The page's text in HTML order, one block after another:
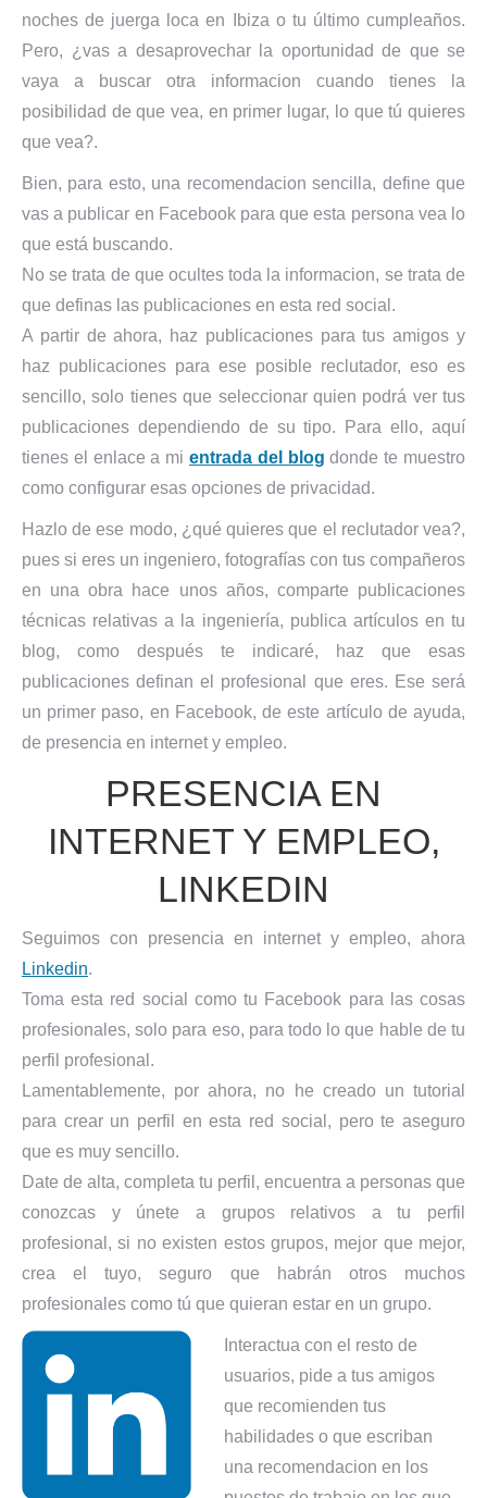
noches de juerga loca en Ibiza o tu último cumpleaños.
Pero, ¿vas a desaprovechar la oportunidad de que se
vaya a buscar otra informacion cuando tienes la
posibilidad de que vea, en primer lugar, lo que tú quieres
que vea?.
Bien, para esto, una recomendacion sencilla, define que
vas a publicar en Facebook para que esta persona vea lo
que está buscando.
No se trata de que ocultes toda la informacion, se trata de
que definas las publicaciones en esta red social.
A partir de ahora, haz publicaciones para tus amigos y
haz publicaciones para ese posible reclutador, eso es
sencillo, solo tienes que seleccionar quien podrá ver tus
publicaciones dependiendo de su tipo. Para ello, aquí
tienes el enlace a mi entrada del blog donde te muestro
como configurar esas opciones de privacidad.
Hazlo de ese modo, ¿qué quieres que el reclutador vea?,
pues si eres un ingeniero, fotografías con tus compañeros
en una obra hace unos años, comparte publicaciones
técnicas relativas a la ingeniería, publica artículos en tu
blog, como después te indicaré, haz que esas
publicaciones definan el profesional que eres. Ese será
un primer paso, en Facebook, de este artículo de ayuda,
de presencia en internet y empleo.
PRESENCIA EN
INTERNET Y EMPLEO,
LINKEDIN
Seguimos con presencia en internet y empleo, ahora
Linkedin.
Toma esta red social como tu Facebook para las cosas
profesionales, solo para eso, para todo lo que hable de tu
perfil profesional.
Lamentablemente, por ahora, no he creado un tutorial
para crear un perfil en esta red social, pero te aseguro
que es muy sencillo.
Date de alta, completa tu perfil, encuentra a personas que
conozcas y únete a grupos relativos a tu perfil
profesional, si no existen estos grupos, mejor que mejor,
crea el tuyo, seguro que habrán otros muchos
profesionales como tú que quieran estar en un grupo.
Interactua con el resto de
usuarios, pide a tus amigos
que recomienden tus
habilidades o que escriban
una recomendacion en los